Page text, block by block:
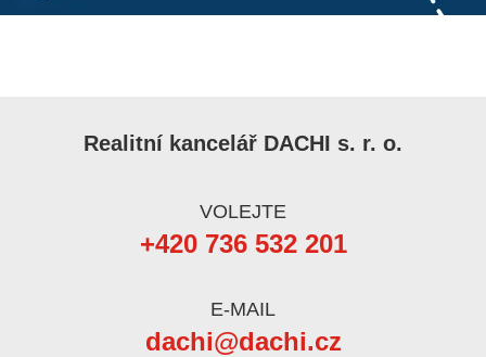
Realitní kancelář DACHI s. r. o.
VOLEJTE
+420 736 532 201
E-MAIL
dachi@dachi.cz